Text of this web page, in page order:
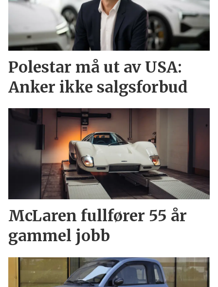
Polestar må ut av USA:
Anker ikke salgsforbud
McLaren fullfører 55 år
gammel jobb